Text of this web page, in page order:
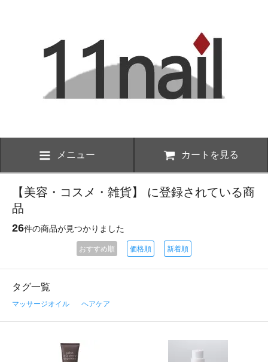
メニュー カートを見る
【美容・コスメ・雑貨】 に登録されている商
品
26件の商品が見つかりました
おすすめ順 価格順 新着順
タグ一覧
マッサージオイル ヘアケア